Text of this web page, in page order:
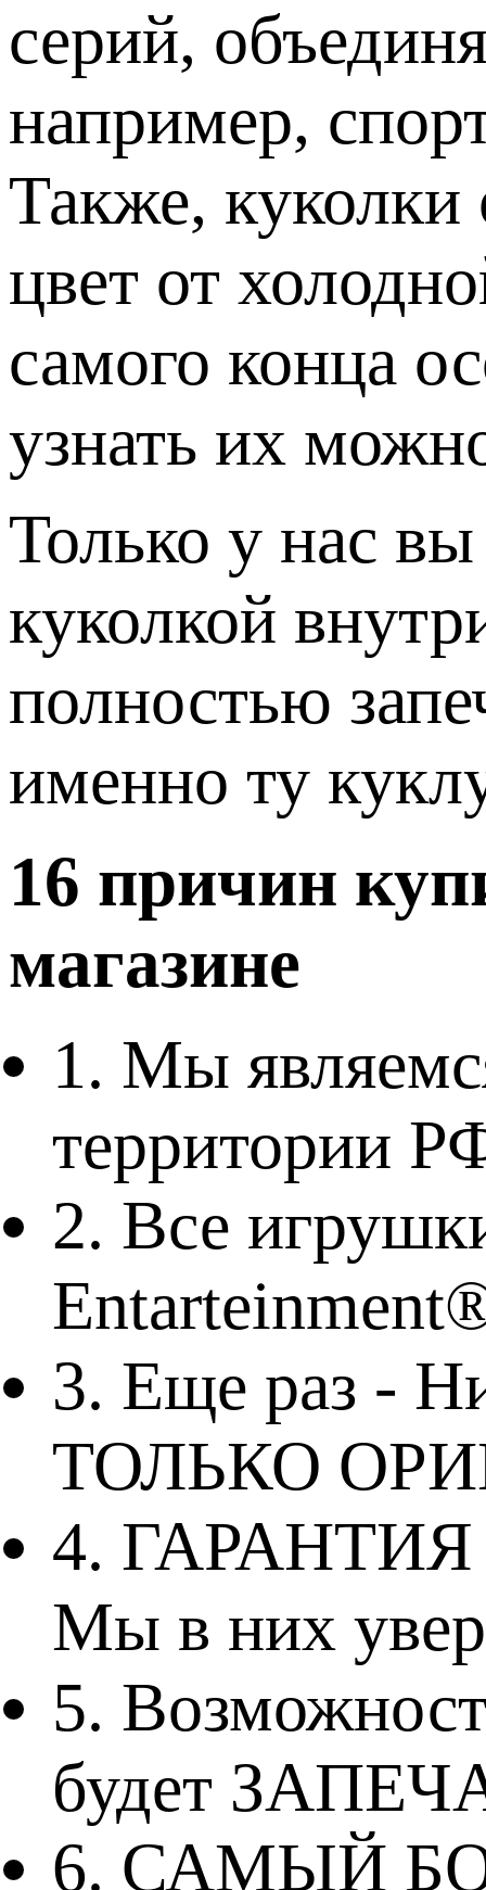
серий,
например,
Также,
цвет от
самого конца
узнать их
Только у нас
куколкой
полностью
именно ту
16 причин
магазине
1. Мы
территории
2. Все
3. Еще раз -
ТОЛЬКО
4. ГАРАНТИЯ
Мы в них
5.
будет
6. САМЫЙ